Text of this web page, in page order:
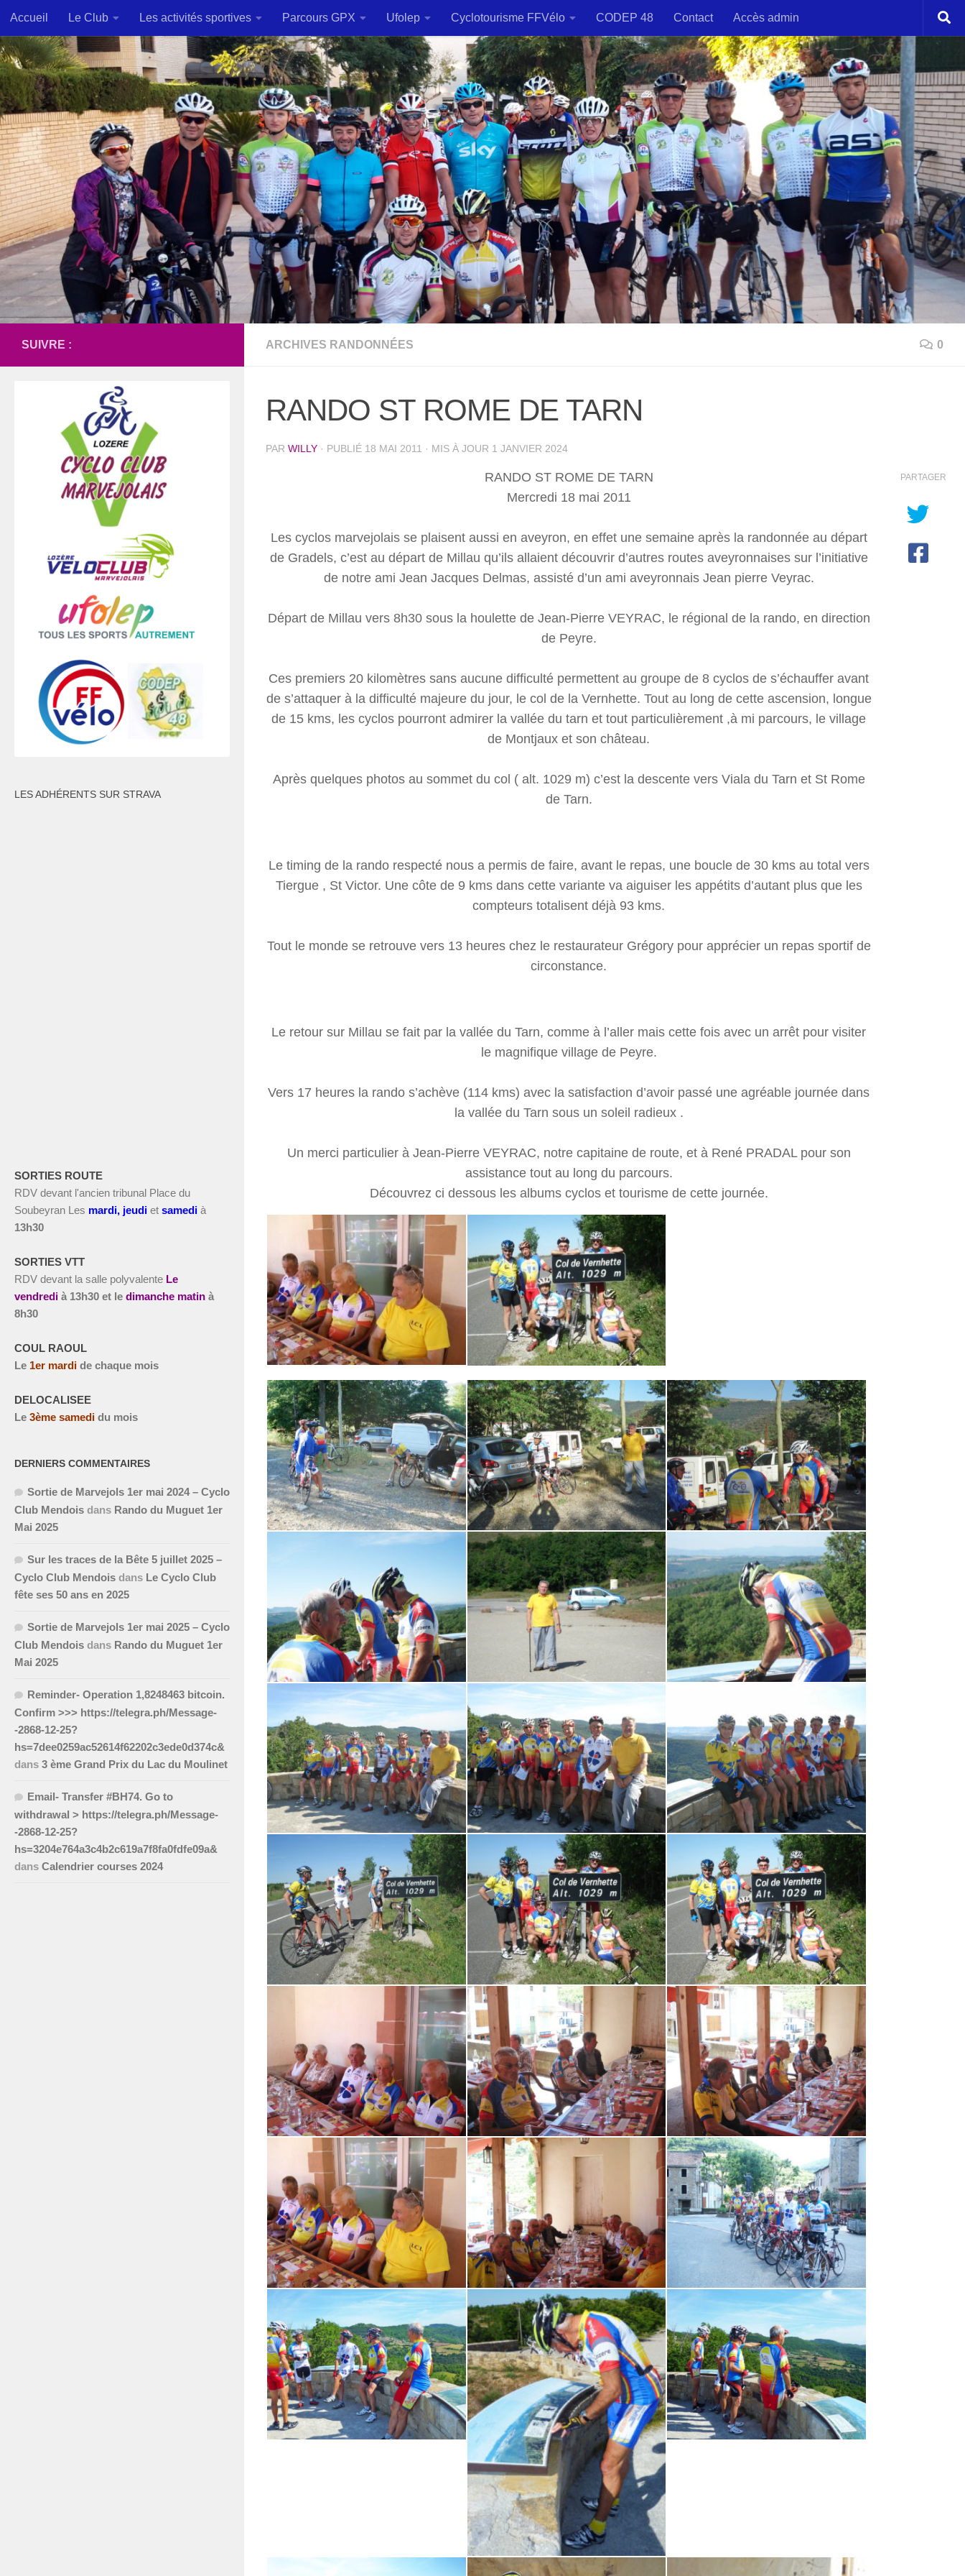
Skip to content
Accueil Le Club Les activités sportives Parcours GPX Ufolep Cyclotourisme FFVélo CODEP 48 Contact Accès admin
ARCHIVES RANDONNÉES 0
RANDO ST ROME DE TARN
PAR WILLY · PUBLIÉ 18 MAI 2011 · MIS À JOUR 1 JANVIER 2024
RANDO ST ROME DE TARN
Mercredi 18 mai 2011
Les cyclos marvejolais se plaisent aussi en aveyron, en effet une semaine après la randonnée au départ
de Gradels, c’est au départ de Millau qu’ils allaient découvrir d’autres routes aveyronnaises sur l’initiative
de notre ami Jean Jacques Delmas, assisté d’un ami aveyronnais Jean pierre Veyrac.
Départ de Millau vers 8h30 sous la houlette de Jean-Pierre VEYRAC, le régional de la rando, en direction
de Peyre.
Ces premiers 20 kilomètres sans aucune difficulté permettent au groupe de 8 cyclos de s’échauffer avant
de s’attaquer à la difficulté majeure du jour, le col de la Vernhette. Tout au long de cette ascension, longue
de 15 kms, les cyclos pourront admirer la vallée du tarn et tout particulièrement ,à mi parcours, le village
de Montjaux et son château.
Après quelques photos au sommet du col ( alt. 1029 m) c’est la descente vers Viala du Tarn et St Rome
de Tarn.
Le timing de la rando respecté nous a permis de faire, avant le repas, une boucle de 30 kms au total vers
Tiergue , St Victor. Une côte de 9 kms dans cette variante va aiguiser les appétits d’autant plus que les
compteurs totalisent déjà 93 kms.
Tout le monde se retrouve vers 13 heures chez le restaurateur Grégory pour apprécier un repas sportif de
circonstance.
Le retour sur Millau se fait par la vallée du Tarn, comme à l’aller mais cette fois avec un arrêt pour visiter
le magnifique village de Peyre.
Vers 17 heures la rando s’achève (114 kms) avec la satisfaction d’avoir passé une agréable journée dans
la vallée du Tarn sous un soleil radieux .
Un merci particulier à Jean-Pierre VEYRAC, notre capitaine de route, et à René PRADAL pour son
assistance tout au long du parcours.
Découvrez ci dessous les albums cyclos et tourisme de cette journée.
PARTAGER
SUIVRE :
LES ADHÉRENTS SUR STRAVA
SORTIES ROUTE
RDV devant l'ancien tribunal Place du
Soubeyran Les mardi, jeudi et samedi à
13h30
SORTIES VTT
RDV devant la salle polyvalente Le
vendredi à 13h30 et le dimanche matin à
8h30
COUL RAOUL
Le 1er mardi de chaque mois
DELOCALISEE
Le 3ème samedi du mois
DERNIERS COMMENTAIRES
Sortie de Marvejols 1er mai 2024 – Cyclo
Club Mendois dans Rando du Muguet 1er
Mai 2025
Sur les traces de la Bête 5 juillet 2025 –
Cyclo Club Mendois dans Le Cyclo Club
fête ses 50 ans en 2025
Sortie de Marvejols 1er mai 2025 – Cyclo
Club Mendois dans Rando du Muguet 1er
Mai 2025
Reminder- Operation 1,8248463 bitcoin.
Confirm >>> https://telegra.ph/Message-
-2868-12-25?
hs=7dee0259ac52614f62202c3ede0d374c&
dans 3 ème Grand Prix du Lac du Moulinet
Email- Transfer #BH74. Go to
withdrawal > https://telegra.ph/Message-
-2868-12-25?
hs=3204e764a3c4b2c619a7f8fa0fdfe09a&
dans Calendrier courses 2024